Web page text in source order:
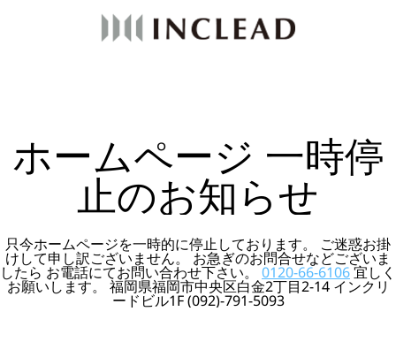
ホームページ 一時停
止のお知らせ
只今ホームページを一時的に停止しております。 ご迷惑お掛
けして申し訳ございません。 お急ぎのお問合せなどございま
したら お電話にてお問い合わせ下さい。0120-66-6106宜しく
お願いします。 福岡県福岡市中央区白金2丁目2-14 インクリ
ードビル1F (092)-791-5093